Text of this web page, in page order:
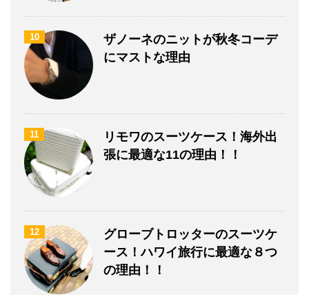
10
ザノーネのニットが秋冬コーデ
にマストな理由
11
リモワのスーツケース！海外出
張に最適な11の理由！！
12
グローブトロッターのスーツケ
ース！ハワイ旅行に最適な８つ
の理由！！